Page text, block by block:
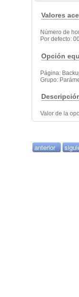
Valores
Número de
Por defecto:
Opción
Página:
Grupo:
Valor de la
anterior